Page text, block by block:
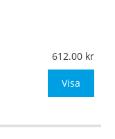
upp till 0,02m²)
612.00
Visa